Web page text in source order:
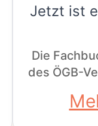
Jetzt ist
Die
des ÖGB-